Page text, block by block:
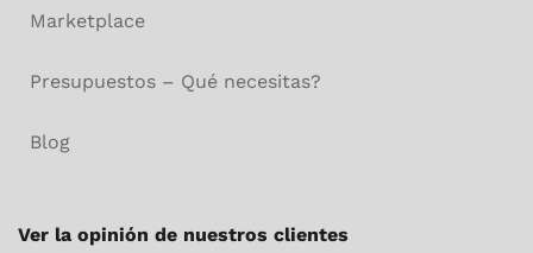
Marketplace
Presupuestos – Qué necesitas?
Blog
Ver la opinión de nuestros clientes